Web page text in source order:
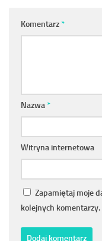
Komentarz*
Nazwa*
Witryna internetowa
Zapamiętaj moje
kolejnych komentarzy.